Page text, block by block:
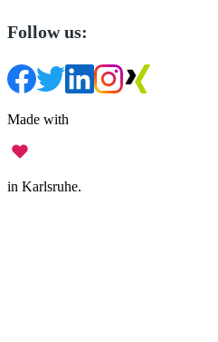
Follow us:
Made with
in Karlsruhe.